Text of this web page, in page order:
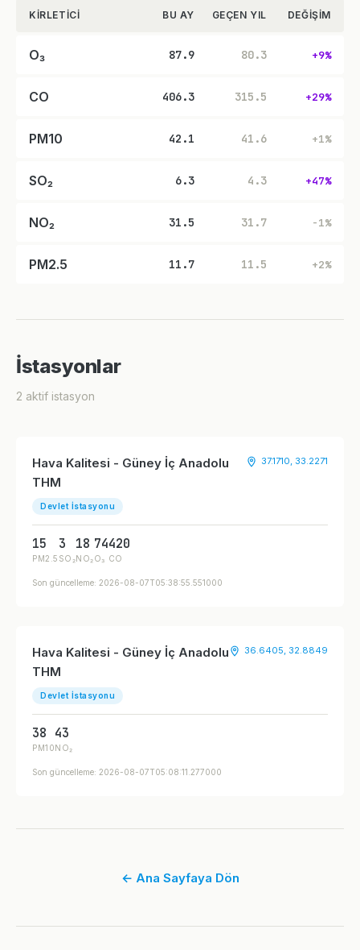
KIRLETICI BU AY GEÇEN YIL DEĞIŞIM
O₃ 87.9 80.3 +9%
CO 406.3 315.5 +29%
PM10 42.1 41.6 +1%
SO₂ 6.3 4.3 +47%
NO₂ 31.5 31.7 -1%
PM2.5 11.7 11.5 +2%
İstasyonlar
2 aktif istasyon
Hava Kalitesi - Güney İç Anadolu
THM
Devlet İstasyonu
37.1710, 33.2271
15
PM2.5
3
SO₂
18
NO₂
74
O₃
420
CO
Son güncelleme: 2026-08-07T05:38:55.551000
Hava Kalitesi - Güney İç Anadolu
THM
Devlet İstasyonu
36.6405, 32.8849
38
PM10
43
NO₂
Son güncelleme: 2026-08-07T05:08:11.277000
← Ana Sayfaya Dön